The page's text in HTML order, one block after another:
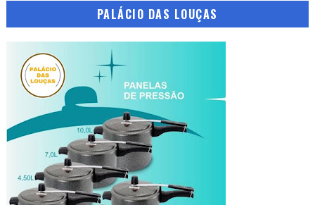
PALÁCIO DAS LOUÇAS